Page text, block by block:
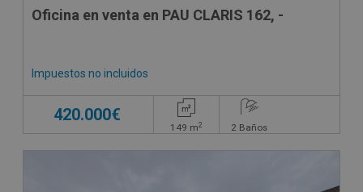
Oficina en venta en PAU CLARIS 162, -
Impuestos no incluidos
420.000€
149 m2 2 Baños